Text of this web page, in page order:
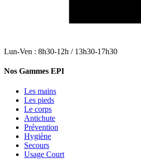
Lun-Ven : 8h30-12h / 13h30-17h30
Nos Gammes EPI
Les mains
Les pieds
Le corps
Antichute
Prévention
Hygiène
Secours
Usage Court